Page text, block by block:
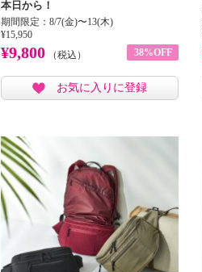
本日から！
期間限定：8/7(金)〜13(木)
¥15,950
¥9,800 （税込） 38%OFF
お気に入りに登録